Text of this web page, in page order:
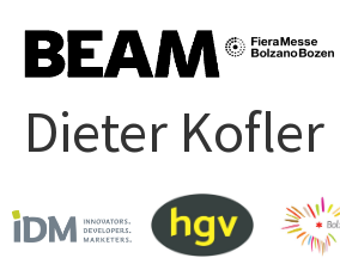
Dieter Kofler